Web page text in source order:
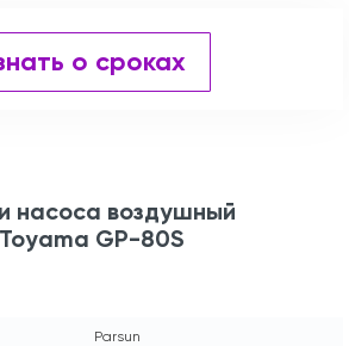
о сроках
насоса воздушный
GP-80S
Parsun